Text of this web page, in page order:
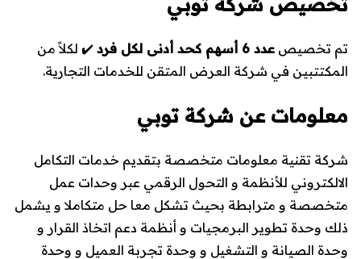
تم تخصيص عدد 6 أسهم كحد أدنى لكل فرد
✔️ لكلاً من
المكتتبين في شركة العرض المتقن للخدمات التجارية.
معلومات عن شركة توبي
شركة تقنية معلومات متخصصة بتقديم خدمات التكامل
الالكتروني للأنظمة و التحول الرقمي عبر وحدات عمل
متخصصة و مترابطة بحيث تشكل معا حل متكاملا و يشمل
ذلك وحدة تطوير البرمجيات و أنظمة دعم اتخاذ القرار و
وحدة الصيانة و التشغيل و وحدة تجربة العميل و وحدة